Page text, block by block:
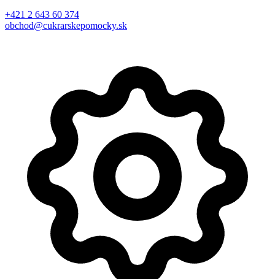
+421 2 643 60 374
obchod@cukrarskepomocky.sk